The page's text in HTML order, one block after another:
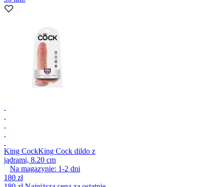
King CockKing Cock dildo z
jądrami, 8.20 cm
Na magazynie: 1-2 dni
180 zł